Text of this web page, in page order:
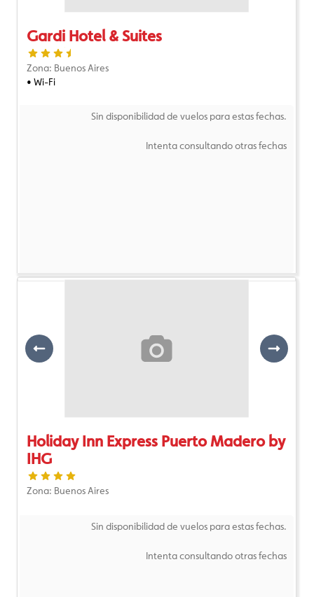
Gardi Hotel & Suites
Zona: Buenos Aires
• Wi-Fi
Sin disponibilidad de vuelos para estas fechas.
Intenta consultando otras fechas
Previous Next
Holiday Inn Express Puerto Madero by
IHG
Zona: Buenos Aires
Sin disponibilidad de vuelos para estas fechas.
Intenta consultando otras fechas